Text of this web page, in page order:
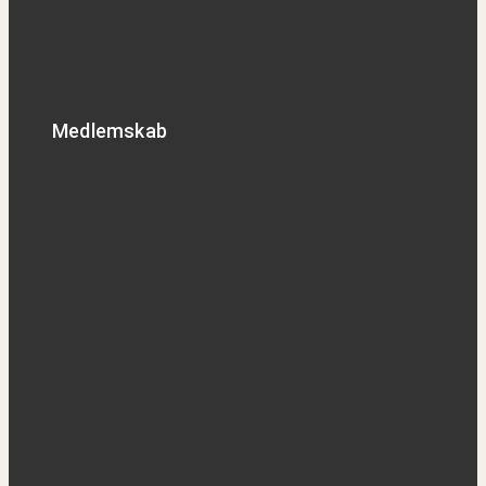
Medlemskab